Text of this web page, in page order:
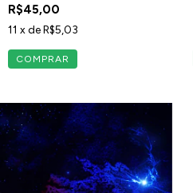
R$45,00
11 x deR$5,03